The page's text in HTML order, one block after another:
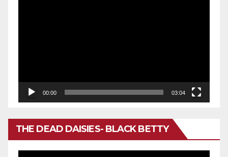
00:00 03:04
THE DEAD DAISIES- BLACK BETTY